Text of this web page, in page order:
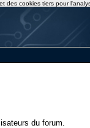
du forum.
des cookies tiers pour